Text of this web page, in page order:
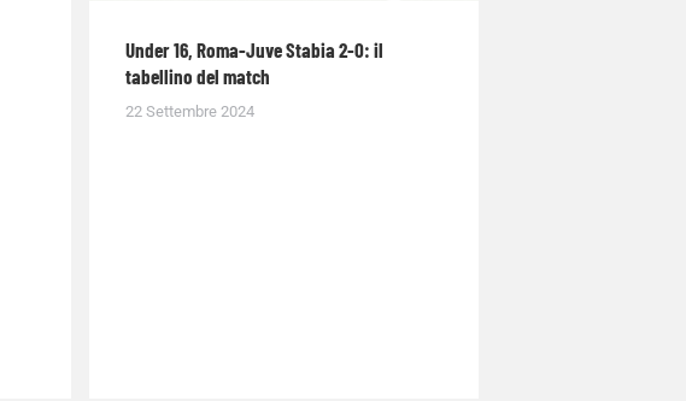
Under 16, Roma-Juve Stabia 2-0: il
tabellino del match
22 Settembre 2024